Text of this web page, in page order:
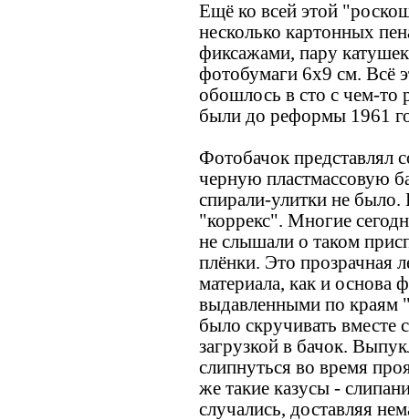
Ещё ко всей этой
несколько картонных
фиксажами, пару
фотобумаги 6х9 см. Всё
обошлось в сто с чем-то
были до реформы 1961
Фотобачок представлял
черную пластмассовую
спирали-улитки не
"коррекс". Многие
не слышали о таком
плёнки. Это прозрачная
материала, как и основа
выдавленными по краям
было скручивать вместе
загрузкой в бачок.
слипнуться во время
же такие казусы -
случались, доставляя